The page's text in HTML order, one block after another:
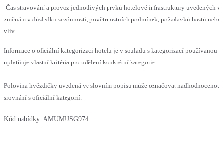
Čas stravování a provoz jednotlivých prvků hotelové infrastruktury uvedených
změnám v důsledku sezónnosti, povětrnostních podmínek, požadavků hostů
vliv.
Informace o oficiální kategorizaci hotelu je v souladu s kategorizací používanou
uplatňuje vlastní kritéria pro udělení konkrétní kategorie.
Polovina hvězdičky uvedená ve slovním popisu může označovat
srovnání s oficiální kategorií.
Kód nabídky: AMUMUSG974